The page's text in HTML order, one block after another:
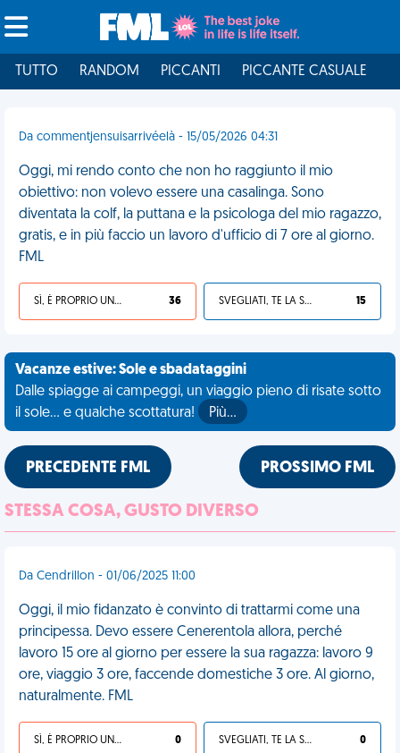
TUTTO RANDOM PICCANTI PICCANTE CASUALE
Da commentjensuisarrivéelà - 15/05/2026 04:31
Oggi, mi rendo conto che non ho raggiunto il mio
obiettivo: non volevo essere una casalinga. Sono
diventata la colf, la puttana e la psicologa del mio ragazzo,
gratis, e in più faccio un lavoro d'ufficio di 7 ore al giorno.
FML
SÌ, È PROPRIO UNA VDM! 36 SVEGLIATI, TE LA SEI CERCATA! 15
Vacanze estive: Sole e sbadataggini
Dalle spiagge ai campeggi, un viaggio pieno di risate sotto
il sole... e qualche scottatura!
Più…
PRECEDENTE FML PROSSIMO FML
STESSA COSA, GUSTO DIVERSO
Da Cendrillon - 01/06/2025 11:00
Oggi, il mio fidanzato è convinto di trattarmi come una
principessa. Devo essere Cenerentola allora, perché
lavoro 15 ore al giorno per essere la sua ragazza: lavoro 9
ore, viaggio 3 ore, faccende domestiche 3 ore. Al giorno,
naturalmente. FML
SÌ, È PROPRIO UNA VDM! 0 SVEGLIATI, TE LA SEI CERCATA! 0